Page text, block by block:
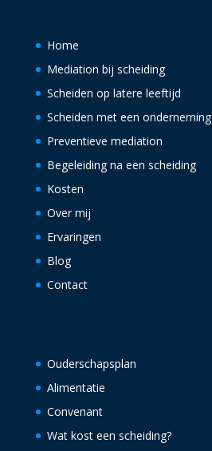
Home
Mediation bij scheiding
Scheiden op latere leeftijd
Scheiden met een onderneming
Preventieve mediation
Begeleiding na een scheiding
Kosten
Over mij
Ervaringen
Blog
Contact
Ouderschapsplan
Alimentatie
Convenant
Wat kost een scheiding?